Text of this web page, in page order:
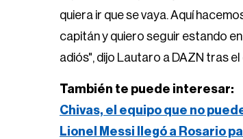
quiera ir que se vaya. Aquí
capitán y quiero seguir estando
adiós", dijo Lautaro a DAZN tras
También te puede interesar:
Chivas, el equipo que no
Lionel Messi llegó a Rosario